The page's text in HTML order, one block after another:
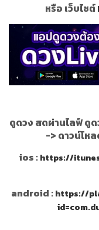
หรือ เว็บไซต์
ดูดวง สดผ่านไลฟ์ ดู
-> ดาวน์โห
ios :https://
android :https://